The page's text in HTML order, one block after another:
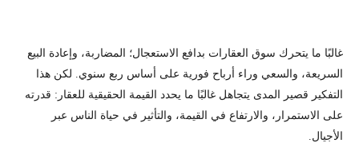
غالبًا ما يتحرك سوق العقارات بدافع الاستعجال؛ المضاربة، وإعادة البيع
السريعة، والسعي وراء أرباح فورية على أساس ربع سنوي. لكن هذا
التفكير قصير المدى يتجاهل غالبًا ما يحدد القيمة الحقيقية للعقار: قدرته
على الاستمرار، والارتفاع في القيمة، والتأثير في حياة الناس عبر
الأجيال.